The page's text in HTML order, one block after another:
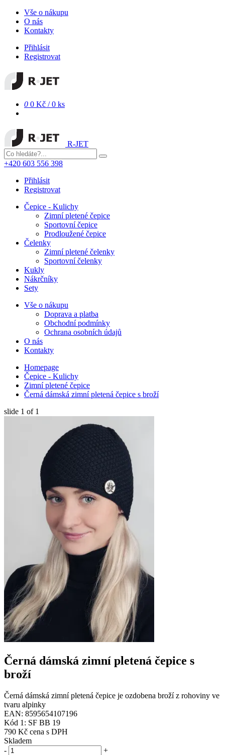
Vše o nákupu
O nás
Kontakty
Přihlásit
Registrovat
0 0 Kč /0 ks
R-JET
+420 603 556 398
Přihlásit
Registrovat
Čepice - Kulichy
Zimní pletené čepice
Sportovní čepice
Prodloužené čepice
Čelenky
Zimní pletené čelenky
Sportovní čelenky
Kukly
Nákrčníky
Sety
Vše o nákupu
Doprava a platba
Obchodní podmínky
Ochrana osobních údajů
O nás
Kontakty
Homepage
Čepice - Kulichy
Zimní pletené čepice
Černá dámská zimní pletená čepice s broží
slide 1 of 1
Černá dámská zimní pletená čepice s
broží
Černá dámská zimní pletená čepice je ozdobena broží z rohoviny ve
tvaru alpinky
EAN: 8595654107196
Kód 1: SF BB 19
790 Kč cena s DPH
Skladem
-
+